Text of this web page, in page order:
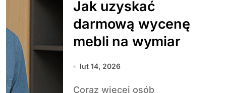
Jak uzyskać
darmową wycenę
mebli na wymiar
lut 14, 2026
Coraz więcej osób